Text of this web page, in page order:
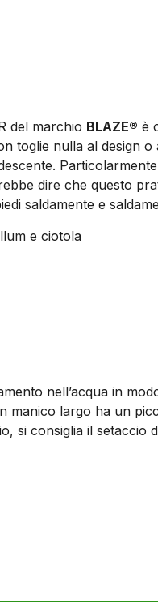
del marchio BLAZE® è
toglie nulla al design
dire che questo
saldamente e
e ciotola
nell’acqua in
manico largo ha un
si consiglia il setaccio